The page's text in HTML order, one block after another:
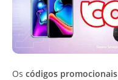
Os códigos promocionais